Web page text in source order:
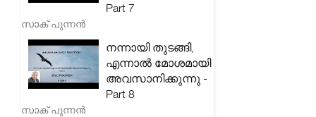
Part 7
സാക് പുന്നൻ
നന്നായി തുടങ്ങി,
എന്നാൽ മോശമായി
അവസാനിക്കുന്നു -
Part 8
സാക് പുന്നൻ